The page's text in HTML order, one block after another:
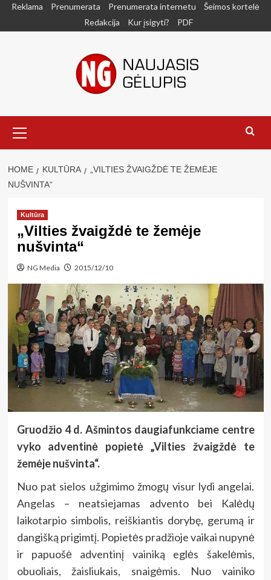
SkipReklama Prenumerata Prenumerata internetu
Šeimos kortelė
Redakcija
Kur įsigyti? PDF
Menu
HOME KULTŪRA
„VILTIES ŽVAIGŽDĖ TE ŽEMĖJE
NUŠVINTA“
Kultūra
„Vilties žvaigždė te žemėje
nušvinta“
NG Media 2015/12/10
Gruodžio 4 d. Ašmintos daugiafunkciame centre
vyko adventinė popietė „Vilties žvaigždė te
žemėje nušvinta“.
Nuo pat sielos užgimimo žmogų visur lydi angelai.
Angelas – neatsiejamas advento bei Kalėdų
laikotarpio simbolis, reiškiantis dorybę, gerumą ir
dangišką prigimtį. Popietės pradžioje vaikai nupynė
ir papuošė adventinį vainiką eglės šakelėmis,
obuoliais, žaisliukais, snaigėmis. Nuo vainiko